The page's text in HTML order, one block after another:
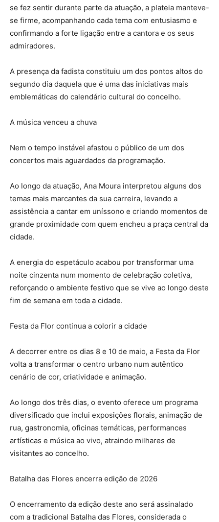
se fez sentir durante parte da atuação, a plateia manteve-
se firme, acompanhando cada tema com entusiasmo e
confirmando a forte ligação entre a cantora e os seus
admiradores.
A presença da fadista constituiu um dos pontos altos do
segundo dia daquela que é uma das iniciativas mais
emblemáticas do calendário cultural do concelho.
A música venceu a chuva
Nem o tempo instável afastou o público de um dos
concertos mais aguardados da programação.
Ao longo da atuação, Ana Moura interpretou alguns dos
temas mais marcantes da sua carreira, levando a
assistência a cantar em uníssono e criando momentos de
grande proximidade com quem encheu a praça central da
cidade.
A energia do espetáculo acabou por transformar uma
noite cinzenta num momento de celebração coletiva,
reforçando o ambiente festivo que se vive ao longo deste
fim de semana em toda a cidade.
Festa da Flor continua a colorir a cidade
A decorrer entre os dias 8 e 10 de maio, a Festa da Flor
volta a transformar o centro urbano num autêntico
cenário de cor, criatividade e animação.
Ao longo dos três dias, o evento oferece um programa
diversificado que inclui exposições florais, animação de
rua, gastronomia, oficinas temáticas, performances
artísticas e música ao vivo, atraindo milhares de
visitantes ao concelho.
Batalha das Flores encerra edição de 2026
O encerramento da edição deste ano será assinalado
com a tradicional Batalha das Flores, considerada o